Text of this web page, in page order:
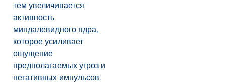
тем увеличивается
активность
миндалевидного ядра,
которое усиливает
ощущение
предполагаемых угроз и
негативных импульсов.